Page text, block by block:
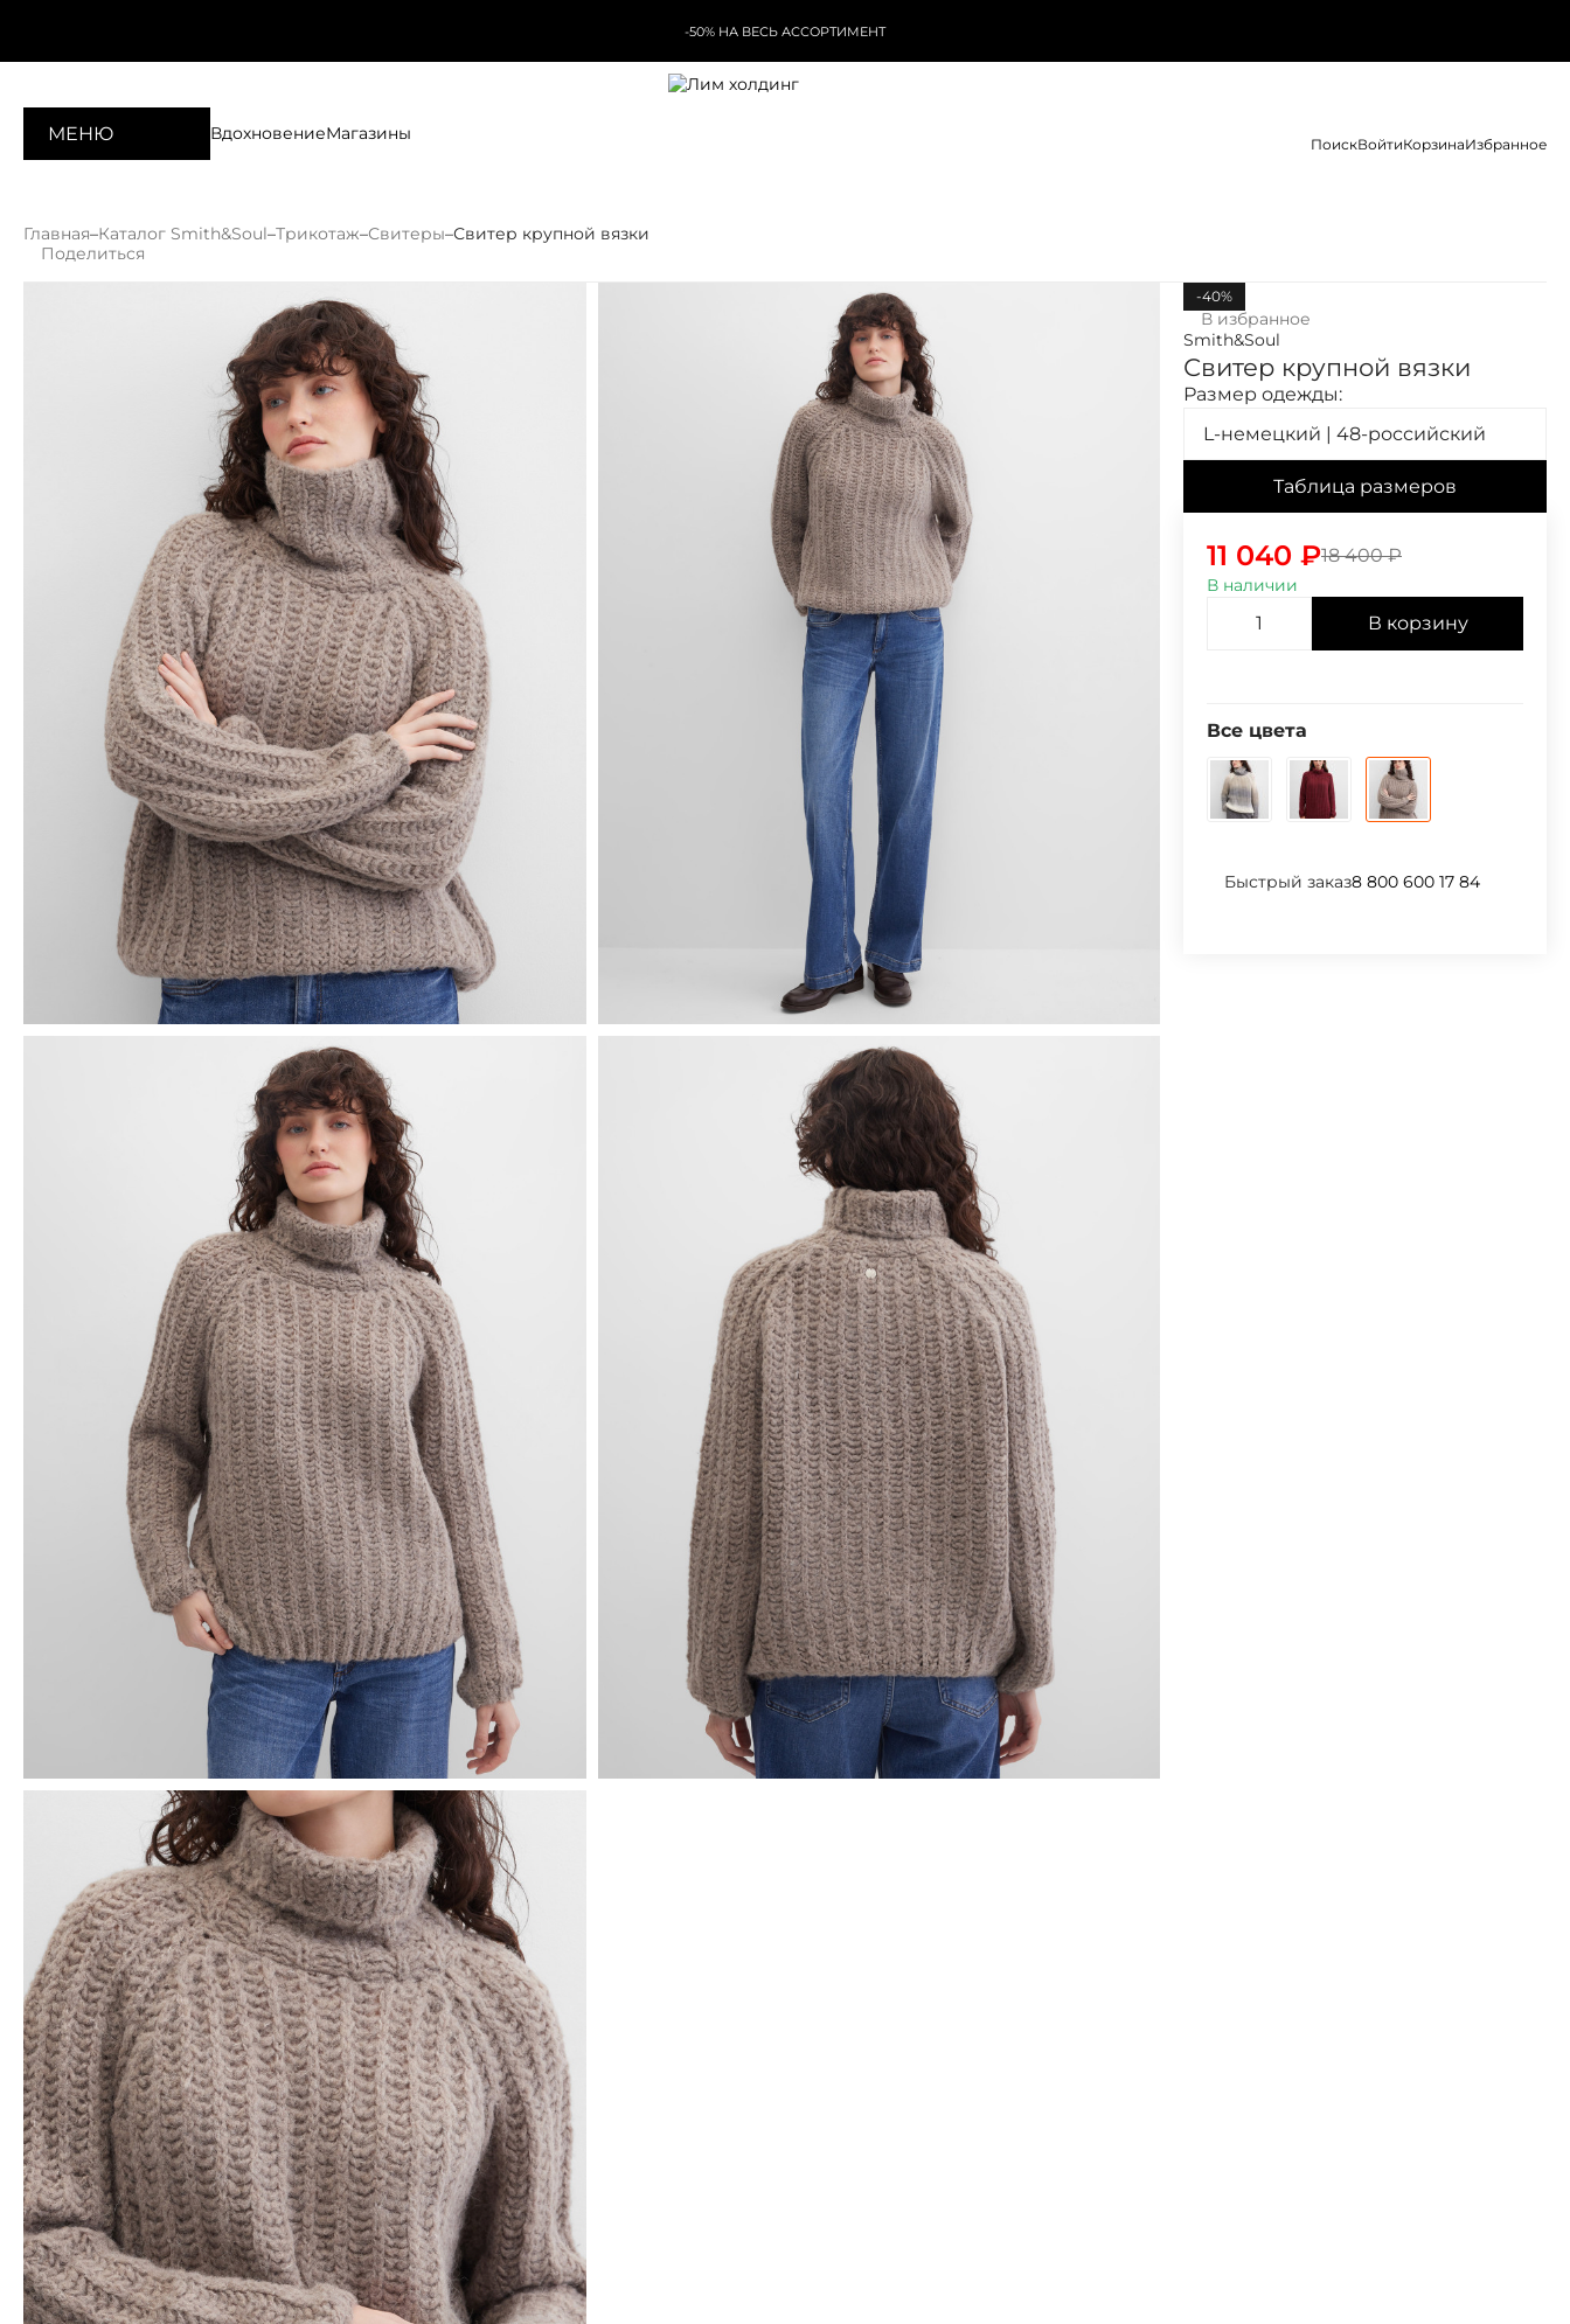
-50% НА ВЕСЬ АССОРТИМЕНТ
МЕНЮ ВдохновениеМагазины
ПоискВойтиКорзинаИзбранное
Главная–Каталог Smith&Soul–Трикотаж–Свитеры–Свитер крупной вязки
Поделиться
-40%
В избранное
Smith&Soul
Свитер крупной вязки
Размер одежды:
L-немецкий | 48-российский
Таблица размеров
18 400₽
11 040 ₽
В наличии
В корзину
Все цвета
Быстрый заказ8 800 600 17 84